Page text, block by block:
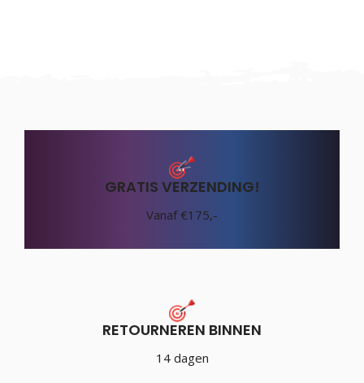
GRATIS VERZENDING!
Vanaf €175,-
RETOURNEREN BINNEN
14 dagen